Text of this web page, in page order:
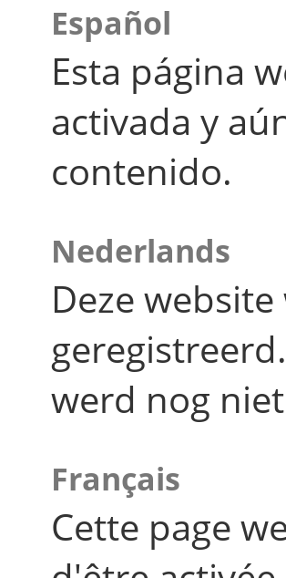
Español
Esta página
activada y
contenido.
Nederlands
Deze
werd nog
Français
Cette page